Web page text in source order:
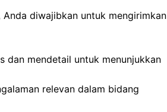
diwajibkan untuk mengirimkan
dan mendetail untuk menunjukkan
relevan dalam bidang